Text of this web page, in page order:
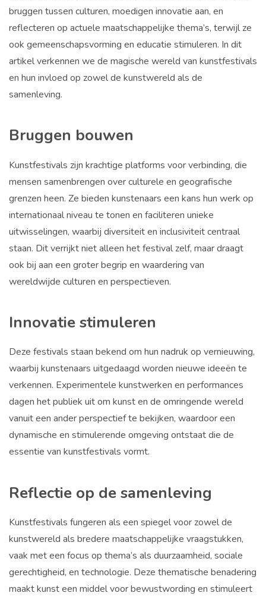
bruggen tussen culturen, moedigen innovatie aan, en
reflecteren op actuele maatschappelijke thema’s, terwijl ze
ook gemeenschapsvorming en educatie stimuleren. In dit
artikel verkennen we de magische wereld van kunstfestivals
en hun invloed op zowel de kunstwereld als de
samenleving.
Bruggen bouwen
Kunstfestivals zijn krachtige platforms voor verbinding, die
mensen samenbrengen over culturele en geografische
grenzen heen. Ze bieden kunstenaars een kans hun werk op
internationaal niveau te tonen en faciliteren unieke
uitwisselingen, waarbij diversiteit en inclusiviteit centraal
staan. Dit verrijkt niet alleen het festival zelf, maar draagt
ook bij aan een groter begrip en waardering van
wereldwijde culturen en perspectieven.
Innovatie stimuleren
Deze festivals staan bekend om hun nadruk op vernieuwing,
waarbij kunstenaars uitgedaagd worden nieuwe ideeën te
verkennen. Experimentele kunstwerken en performances
dagen het publiek uit om kunst en de omringende wereld
vanuit een ander perspectief te bekijken, waardoor een
dynamische en stimulerende omgeving ontstaat die de
essentie van kunstfestivals vormt.
Reflectie op de samenleving
Kunstfestivals fungeren als een spiegel voor zowel de
kunstwereld als bredere maatschappelijke vraagstukken,
vaak met een focus op thema’s als duurzaamheid, sociale
gerechtigheid, en technologie. Deze thematische benadering
maakt kunst een middel voor bewustwording en stimuleert